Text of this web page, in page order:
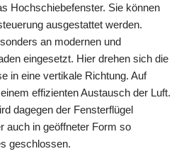
Hochschiebefenster. Sie können
ausgestattet werden.
an modernen und
eingesetzt. Hier drehen sich die
in eine vertikale Richtung. Auf
effizienten Austausch der Luft.
dagegen der Fensterflügel
auch in geöffneter Form so
geschlossen.